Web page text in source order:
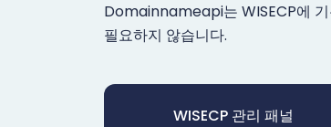
Domainnameapi는 WISECP에
필요하지 않습니다.
WISECP 관리 패널